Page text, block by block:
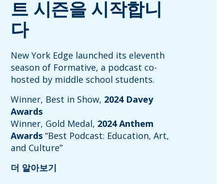
트 시즌을 시작합니
다
New York Edge launched its eleventh
season of Formative, a podcast co-
hosted by middle school students.
Winner, Best in Show, 2024 Davey
Awards
Winner, Gold Medal, 2024 Anthem
Awards “Best Podcast: Education, Art,
and Culture”
더 알아보기